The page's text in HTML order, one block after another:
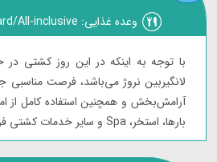
وعده غذایی: Full Board/All-inclusive
با توجه به اینکه در این روز کشتی
لانگیربین نروژ می‌باشد، فرصت
آرامش‌بخش و همچنین استفاده کامل از
بارها، استخر، Spa و سایر خدمات کشتی فراهم است.